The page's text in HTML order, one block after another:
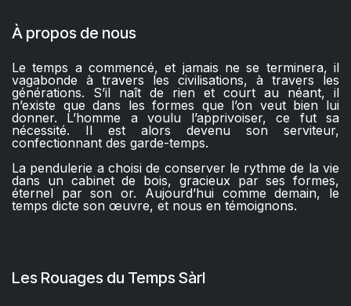
À propos de nous
Le temps a commencé, et jamais ne se terminera, il
vagabonde à travers les civilisations, à travers les
générations. S’il naît de rien et court au néant, il
n’existe que dans les formes que l’on veut bien lui
donner. L’homme a voulu l’apprivoiser, ce fut sa
nécessité. Il est alors devenu son serviteur,
confectionnant des garde-temps.
La pendulerie a choisi de conserver le rythme de la vie
dans un cabinet de bois, gracieux par ses formes,
éternel par son or. Aujourd’hui comme demain, le
temps dicte son œuvre, et nous en témoignons.
Les Rouages du Temps Sàrl